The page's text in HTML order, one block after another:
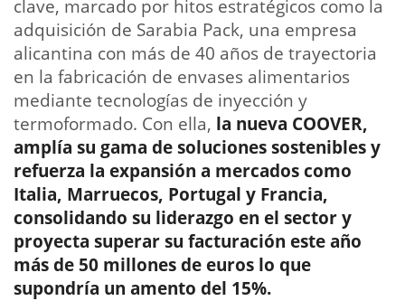
clave, marcado por hitos estratégicos como la
adquisición de Sarabia Pack, una empresa
alicantina con más de 40 años de trayectoria
en la fabricación de envases alimentarios
mediante tecnologías de inyección y
termoformado. Con ella, la nueva COOVER,
amplía su gama de soluciones sostenibles y
refuerza la expansión a mercados como
Italia, Marruecos, Portugal y Francia,
consolidando su liderazgo en el sector y
proyecta superar su facturación este año
más de 50 millones de euros lo que
supondría un amento del 15%.